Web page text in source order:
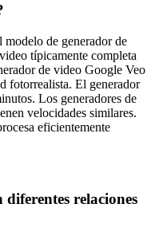
de generador de
típicamente completa
de video Google Veo
fotorrealista. El generador
Los generadores de
velocidades similares.
eficientemente
relaciones